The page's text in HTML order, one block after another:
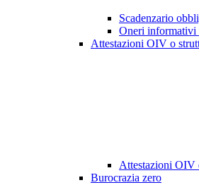
Scadenzario
Oneri informativi
Attestazioni OIV o
Attestazioni OIV
Burocrazia zero